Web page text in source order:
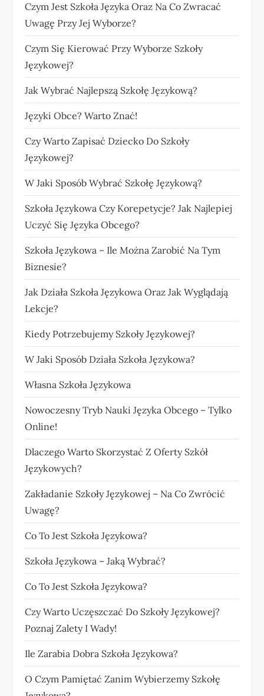
Czym Jest Szkoła Języka Oraz Na Co Zwracać
Uwagę Przy Jej Wyborze?
Czym Się Kierować Przy Wyborze Szkoły
Językowej?
Jak Wybrać Najlepszą Szkołę Językową?
Języki Obce? Warto Znać!
Czy Warto Zapisać Dziecko Do Szkoły
Językowej?
W Jaki Sposób Wybrać Szkołę Językową?
Szkoła Językowa Czy Korepetycje? Jak Najlepiej
Uczyć Się Języka Obcego?
Szkoła Językowa – Ile Można Zarobić Na Tym
Biznesie?
Jak Działa Szkoła Językowa Oraz Jak Wyglądają
Lekcje?
Kiedy Potrzebujemy Szkoły Językowej?
W Jaki Sposób Działa Szkoła Językowa?
Własna Szkoła Językowa
Nowoczesny Tryb Nauki Języka Obcego – Tylko
Online!
Dlaczego Warto Skorzystać Z Oferty Szkół
Językowych?
Zakładanie Szkoły Językowej – Na Co Zwrócić
Uwagę?
Co To Jest Szkoła Językowa?
Szkoła Językowa – Jaką Wybrać?
Co To Jest Szkoła Językowa?
Czy Warto Uczęszczać Do Szkoły Językowej?
Poznaj Zalety I Wady!
Ile Zarabia Dobra Szkoła Językowa?
O Czym Pamiętać Zanim Wybierzemy Szkołę